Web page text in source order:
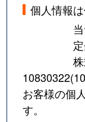
個人情報
お客様の個
す。